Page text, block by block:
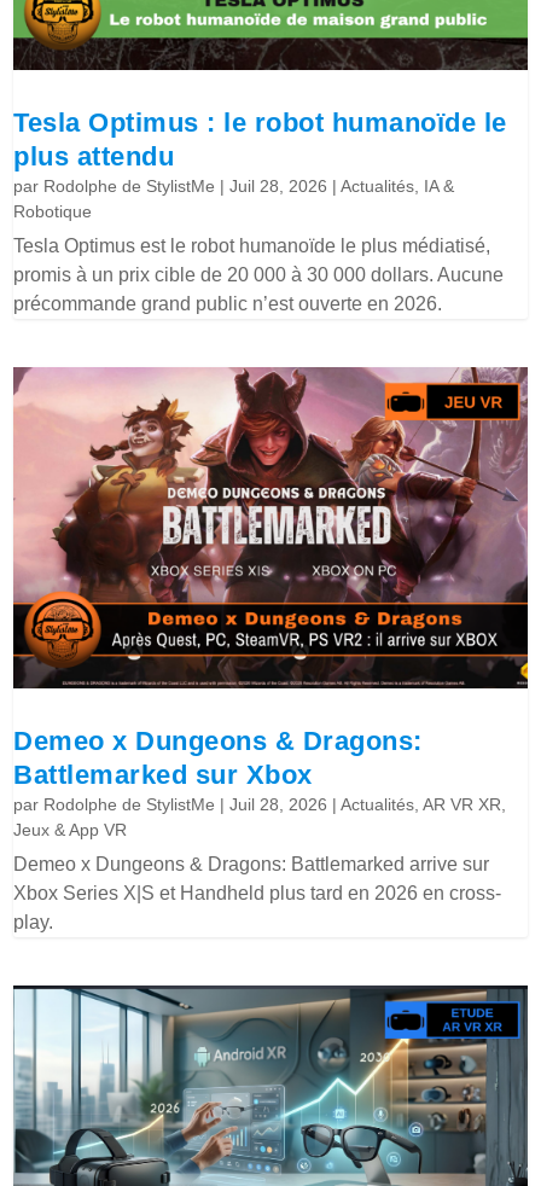
Tesla Optimus : le robot humanoïde le
plus attendu
par Rodolphe de StylistMe |Juil 28, 2026 |Actualités IA &
Robotique
Tesla Optimus est le robot humanoïde le plus médiatisé,
promis à un prix cible de 20 000 à 30 000 dollars. Aucune
précommande grand public n’est ouverte en 2026.
Demeo x Dungeons & Dragons:
Battlemarked sur Xbox
par Rodolphe de StylistMe |Juil 28, 2026 |Actualités ,AR VR XR
Jeux & App VR
Demeo x Dungeons & Dragons: Battlemarked arrive sur
Xbox Series X|S et Handheld plus tard en 2026 en cross-
play.